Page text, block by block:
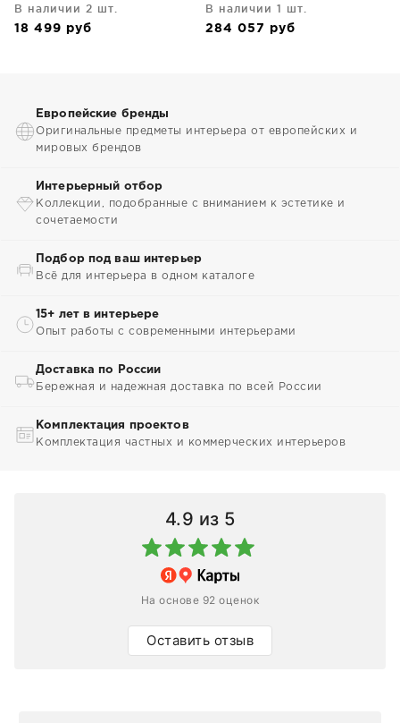
В наличии 2 шт.
18 499 руб
В наличии 1 шт.
284 057 руб
Европейские бренды
Оригинальные предметы интерьера от европейских и
мировых брендов
Интерьерный отбор
Коллекции, подобранные с вниманием к эстетике и
сочетаемости
Подбор под ваш интерьер
Всё для интерьера в одном каталоге
15+ лет в интерьере
Опыт работы с современными интерьерами
Доставка по России
Бережная и надежная доставка по всей России
Комплектация проектов
Комплектация частных и коммерческих интерьеров
4.9 из 5
На основе 92 оценок
Оставить отзыв